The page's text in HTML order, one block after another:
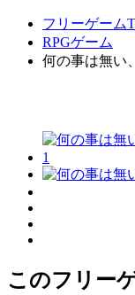
フリーゲーム
RPGゲーム
何の事は無い
このフリー